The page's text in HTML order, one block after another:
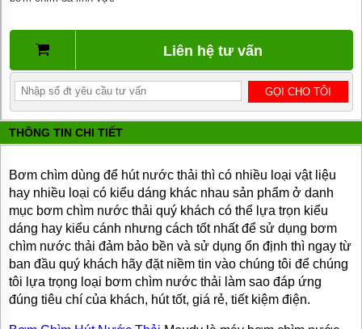
THÙNG
PHUY
BƠM KHÍ
HÓA
LỎNG,
BƠM KHÍ
ĐỘNG
CƠ
ĐIỆN
VAN
VÒI
PHỤ
KIỆN
MÁY
Liên hệ tư vấn
THÔNG TIN CHI TIẾT
Bơm chìm dùng để hút nước thải thì có nhiều loại vật liệu
hay nhiều loại có kiểu dáng khác nhau sản phẩm ở danh
mục bơm chìm nước thải quý khách có thể lựa trọn kiểu
dáng hay kiểu cánh nhưng cách tốt nhất để sử dụng bơm
chìm nước thải đảm bảo bền và sử dụng ổn định thì ngay từ
ban đầu quý khách hãy đặt niềm tin vào chúng tôi để chúng
tôi lựa trọng loại bơm chìm nước thải làm sao đáp ứng
đúng tiêu chí của khách, hút tốt, giá rẻ, tiết kiệm điện.